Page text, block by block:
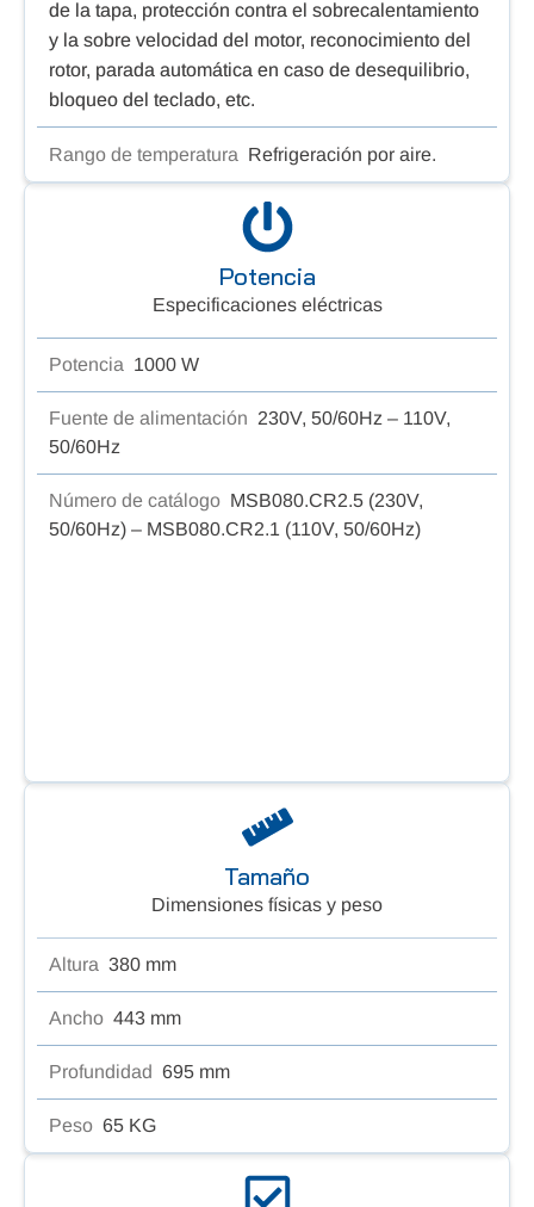
de la tapa, protección contra el sobrecalentamiento
y la sobre velocidad del motor, reconocimiento del
rotor, parada automática en caso de desequilibrio,
bloqueo del teclado, etc.
Rango de temperatura Refrigeración por aire.
Potencia
Especificaciones eléctricas
Potencia 1000 W
Fuente de alimentación 230V, 50/60Hz – 110V,
50/60Hz
Número de catálogo MSB080.CR2.5 (230V,
50/60Hz) – MSB080.CR2.1 (110V, 50/60Hz)
Tamaño
Dimensiones físicas y peso
Altura 380 mm
Ancho 443 mm
Profundidad 695 mm
Peso 65 KG